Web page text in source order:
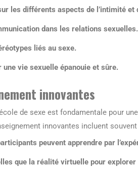
les différents aspects de l’intimité et
dans les relations sexuelles.
liés au sexe.
vie sexuelle épanouie et sûre.
innovantes
de sexe est fondamentale pour
innovantes incluent souvent
peuvent apprendre par
que la réalité virtuelle pour